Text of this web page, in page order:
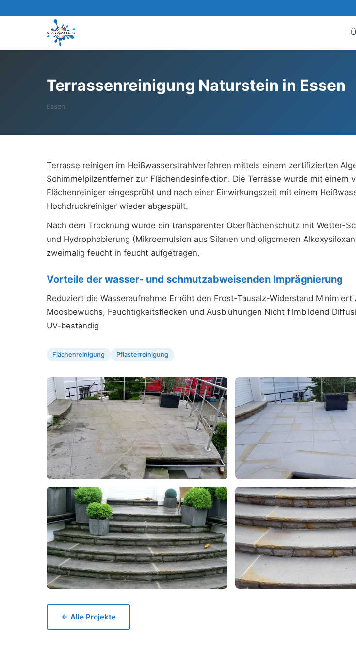
Terrassenreinigung Naturstein in Essen
Essen
Terrasse reinigen im Heißwasserstrahlverfahren mittels einem zertifizierten
Schimmelpilzentferner zur Flächendesinfektion. Die Terrasse wurde mit einem
Flächenreiniger eingesprüht und nach einer Einwirkungszeit mit einem
Hochdruckreiniger wieder abgespült.
Nach dem Trocknung wurde ein transparenter Oberflächenschutz mit Wetter-
und Hydrophobierung (Mikroemulsion aus Silanen und oligomeren
zweimalig feucht in feucht aufgetragen.
Vorteile der wasser- und schmutzabweisenden Imprägnierung
Reduziert die Wasseraufnahme Erhöht den Frost-Tausalz-Widerstand Minimiert
Moosbewuchs, Feuchtigkeitsflecken und Ausblühungen Nicht filmbildend
UV-beständig
Flächenreinigung Pflasterreinigung
← Alle Projekte